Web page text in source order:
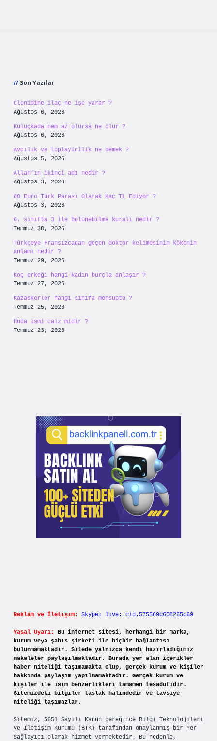
Son Yazılar
Clonidine ilaç ne işe yarar ?
Ağustos 6, 2026
Kuluçkada nem az olursa ne olur ?
Ağustos 6, 2026
Avcılık ve toplayicilik ne demek ?
Ağustos 5, 2026
Allah’ın ikinci adı nedir ?
Ağustos 3, 2026
80 Euro Türk Parası Olarak Kaç TL Ediyor ?
Ağustos 3, 2026
6. sınıfta 3 ile bölünebilme kuralı nedir ?
Temmuz 30, 2026
Türkçeye Fransızcadan geçen doktor kelimesinin kökenin
anlamı nedir ?
Temmuz 29, 2026
Koç erkeği hangi kadın burçla anlaşır ?
Temmuz 27, 2026
Kazaskerler hangi sınıfa mensuptu ?
Temmuz 25, 2026
Hüda ismi caiz midir ?
Temmuz 23, 2026
Reklam ve İletişim: Skype: live:.cid.575569c608265c69
Yasal Uyarı:
Bu internet sitesi, herhangi bir marka,
kurum veya şahıs şirketi ile hiçbir bağlantısı
bulunmamaktadır. Sitede yalnızca kendi hazırladığımız
makaleler paylaşılmaktadır. Burada yer alan içerikler
haber niteliği taşımamakta olup, gerçek kurum ve kişiler
hakkında paylaşım yapılmamaktadır. Gerçek kurum ve
kişiler ile isim benzerlikleri tamamen tesadüfidir.
Sitemizdeki bilgiler taslak halindedir ve tavsiye
niteliği taşımazlar.
Sitemiz, 5651 Sayılı Kanun gereğince Bilgi Teknolojileri
ve İletişim Kurumu (BTK) tarafından onaylanmış bir Yer
Sağlayıcı olarak hizmet vermektedir. Bu nedenle,